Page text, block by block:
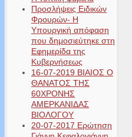
Προσλήψεις Ειδικών
Φρουρών- Η
Υπουργική απόφαση
που δημοσιεύτηκε στη
Εφημερίδα της
Κυβερνήσεως
16-07-2019 ΒΙΑΙΟΣ Ο
ΘΑΝΑΤΟΣ ΤΗΣ
60ΧΡΟΝΗΣ
ΑΜΕΡΚΑΝΙΔΑΣ
ΒΙΟΛΟΓΟΥ
20-07-2017 Ερώτηση